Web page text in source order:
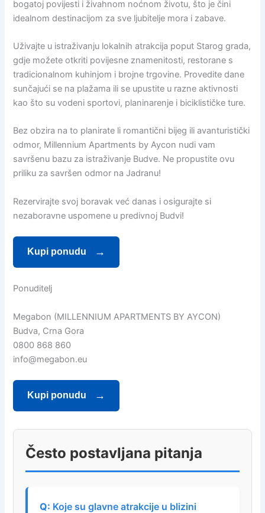
bogatoj povijesti i živahnom noćnom životu, što je čini
idealnom destinacijom za sve ljubitelje mora i zabave.
Uživajte u istraživanju lokalnih atrakcija poput Starog grada,
gdje možete otkriti povijesne znamenitosti, restorane s
tradicionalnom kuhinjom i brojne trgovine. Provedite dane
sunčajući se na plažama ili se upustite u razne aktivnosti
kao što su vodeni sportovi, planinarenje i biciklističke ture.
Bez obzira na to planirate li romantični bijeg ili avanturistički
odmor, Millennium Apartments by Aycon nudi vam
savršenu bazu za istraživanje Budve. Ne propustite ovu
priliku za savršen odmor na Jadranu!
Rezervirajte svoj boravak već danas i osigurajte si
nezaboravne uspomene u predivnoj Budvi!
Kupi ponudu
Ponuditelj
Megabon (MILLENNIUM APARTMENTS BY AYCON)
Budva, Crna Gora
0800 868 860
info@megabon.eu
Kupi ponudu
Često postavljana pitanja
Koje su glavne atrakcije u blizini